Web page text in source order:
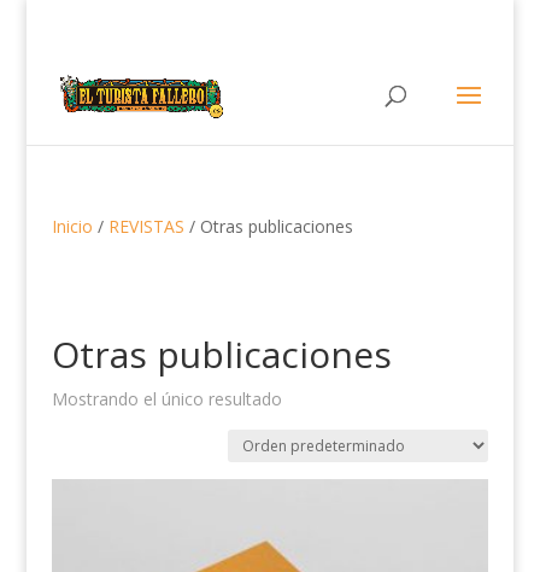
Inicio / REVISTAS / Otras publicaciones
Otras publicaciones
Mostrando el único resultado